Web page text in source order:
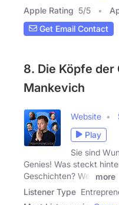
Apple Rating 5/5
Get Email Contact
8. Die Köpfe der
Mankevich
Website
Play
Sie sind
Genies! Was steckt
Geschichten? Wer
more
Listener Type